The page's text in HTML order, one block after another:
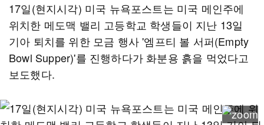
17일(현지시각) 미국 뉴욕포스트는 미국 메인주에
위치한 메도맥 밸리 고등학교 학생들이 지난 13일
기아 퇴치를 위한 모금 행사 '엠프티 볼 서퍼(Empty
Bowl Supper)'를 진행하다가 화분용 흙을 먹었다고
보도했다.